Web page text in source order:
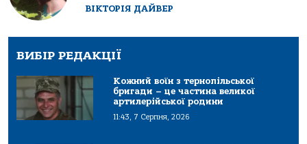
ВІКТОРІЯ ДАЙВЕР
ВИБІР РЕДАКЦІЇ
Кожний воїн з тернопільської
бригади – це частина великої
артилерійської родини
11:43, 7 Серпня, 2026